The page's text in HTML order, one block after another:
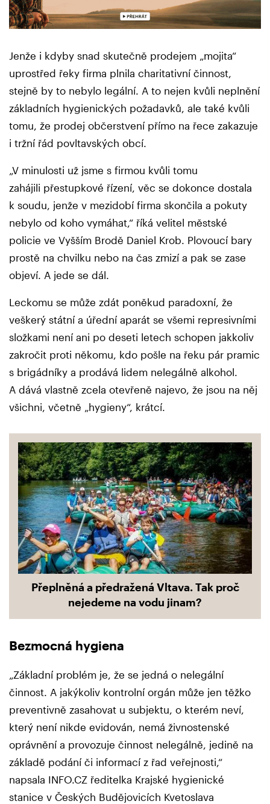
Jenže i kdyby snad skutečně prodejem „mojita“
uprostřed řeky firma plnila charitativní činnost,
stejně by to nebylo legální. A to nejen kvůli neplnění
základních hygienických požadavků, ale také kvůli
tomu, že prodej občerstvení přímo na řece zakazuje
i tržní řád povltavských obcí.
„V minulosti už jsme s firmou kvůli tomu
zahájili přestupkové řízení, věc se dokonce dostala
k soudu, jenže v mezidobí firma skončila a pokuty
nebylo od koho vymáhat,“ říká velitel městské
policie ve Vyšším Brodě Daniel Krob. Plovoucí bary
prostě na chvilku nebo na čas zmizí a pak se zase
objeví. A jede se dál.
Leckomu se může zdát poněkud paradoxní, že
veškerý státní a úřední aparát se všemi represivními
složkami není ani po deseti letech schopen jakkoliv
zakročit proti někomu, kdo pošle na řeku pár pramic
s brigádníky a prodává lidem nelegálně alkohol.
A dává vlastně zcela otevřeně najevo, že jsou na něj
všichni, včetně „hygieny“, krátcí.
Přeplněná a předražená Vltava. Tak proč
nejedeme na vodu jinam?
Bezmocná hygiena
„Základní problém je, že se jedná o nelegální
činnost. A jakýkoliv kontrolní orgán může jen těžko
preventivně zasahovat u subjektu, o kterém neví,
který není nikde evidován, nemá živnostenské
oprávnění a provozuje činnost nelegálně, jedině na
základě podání či informací z řad veřejnosti,“
napsala INFO.CZ ředitelka Krajské hygienické
stanice v Českých Budějovicích Kvetoslava